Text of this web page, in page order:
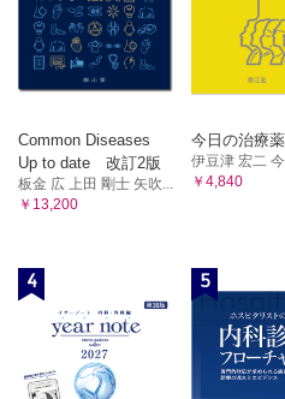
Common Diseases
Up to date 改訂2版
板金 広 上田 剛士 矢吹...
￥13,200
今日の治療
伊豆津 宏二 今
￥4,840
4 5